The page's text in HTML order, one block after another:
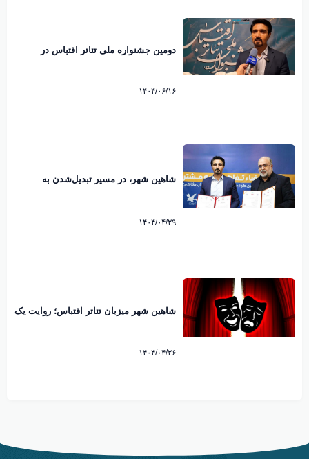
دومین جشنواره ملی تئاتر اقتباس در
۱۴۰۴/۰۶/۱۶
شاهین‌ شهر، در مسیر تبدیل‌شدن به
۱۴۰۴/۰۴/۲۹
شاهین‌ شهر میزبان تئاتر اقتباس؛ روایت یک
۱۴۰۴/۰۴/۲۶